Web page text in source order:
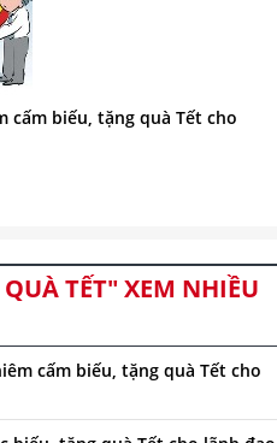
cấm biếu, tặng quà Tết cho
TẾT" XEM NHIỀU
cấm biếu, tặng quà Tết cho